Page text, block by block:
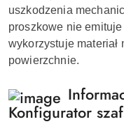
uszkodzenia
proszkowe nie
wykorzystuje materiał
powierzchnie.
Konfigurator